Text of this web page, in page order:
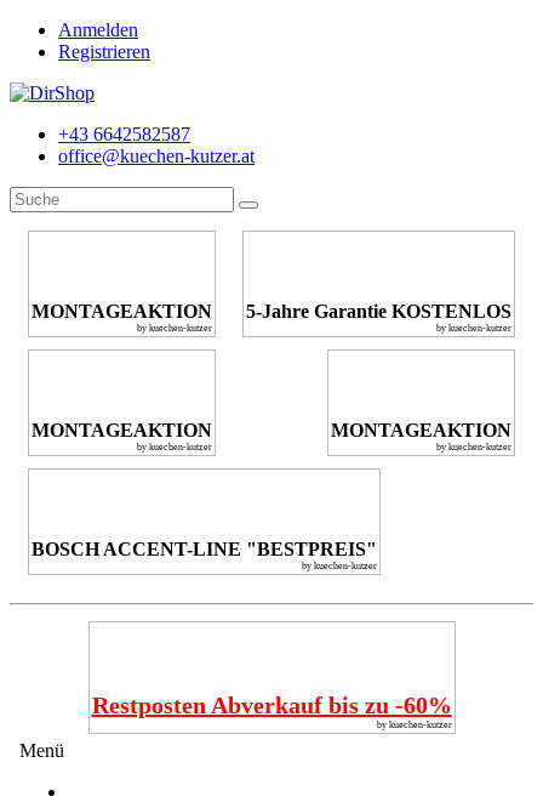
Anmelden
Registrieren
+43 6642582587
office@kuechen-kutzer.at
MONTAGEAKTION
by kuechen-kutzer
5-Jahre Garantie KOSTENLOS
by kuechen-kutzer
MONTAGEAKTION
by kuechen-kutzer
MONTAGEAKTION
by kuechen-kutzer
BOSCH ACCENT-LINE "BESTPREIS"
by kuechen-kutzer
Restposten Abverkauf bis zu -60%
by kuechen-kutzer
Menü